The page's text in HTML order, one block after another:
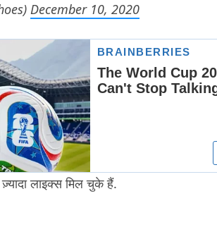
December 10, 2020
लाइक्स मिल चुके हैं.